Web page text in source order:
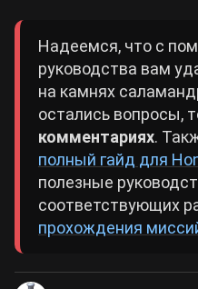
Надеемся, что с
руководства вам
на камнях
остались вопросы,
комментариях.
полный гайд для
полезные
соответствующих
прохождения